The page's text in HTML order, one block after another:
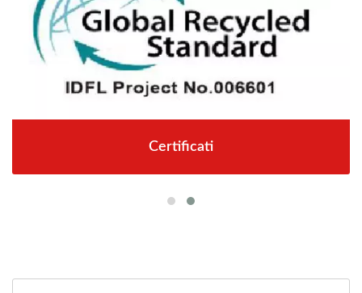
Certificati